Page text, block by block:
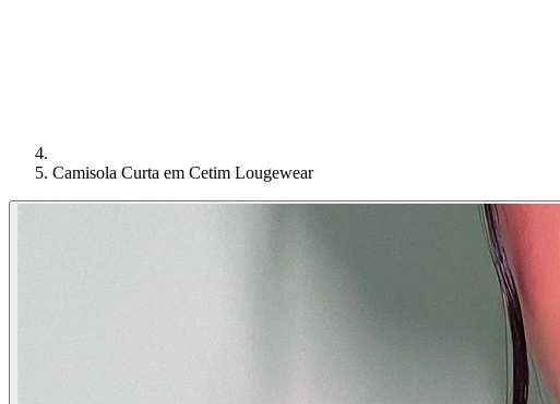
Camisola Curta em Cetim Lougewear